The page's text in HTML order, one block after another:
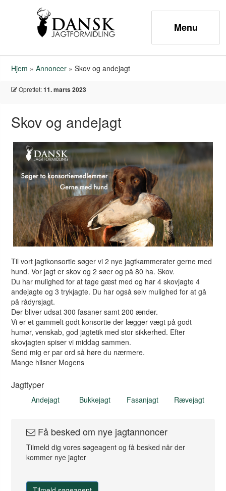
Hjem »Annoncer »Skov og andejagt
Oprettet:11. marts 2023
Skov og andejagt
Til vort jagtkonsortie søger vi 2 nye jagtkammerater gerne med
hund. Vor jagt er skov og 2 søer og på 80 ha. Skov.
Du har mulighed for at tage gæst med og har 4 skovjagte 4
andejagte og 3 trykjagte. Du har også selv mulighed for at gå
på rådyrsjagt.
Der bliver udsat 300 fasaner samt 200 ænder.
Vi er et gammelt godt konsortie der lægger vægt på godt
humør, venskab, god jagtetik med stor sikkerhed. Efter
skovjagten spiser vi middag sammen.
Send mig er par ord så høre du nærmere.
Mange hilsner Mogens
Jagttyper
Andejagt Bukkejagt Fasanjagt Rævejagt
Få besked om nye jagtannoncer
Tilmeld dig vores søgeagent og få besked når der
kommer nye jagter